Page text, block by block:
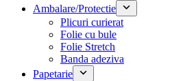
Ambalare/Protectie
Plicuri curierat
Folie cu bule
Folie Stretch
Banda adeziva
Papetarie